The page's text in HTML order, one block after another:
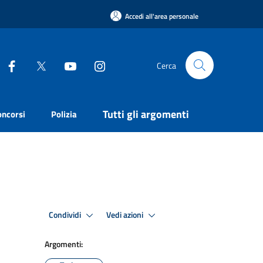
Accedi all'area personale
Cerca
Polizia Tutti gli argomenti
Condividi Vedi azioni
Argomenti: